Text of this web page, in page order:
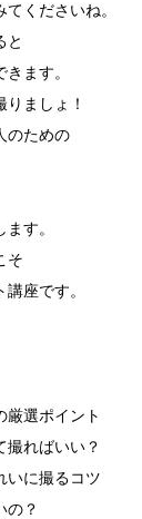
くださいね。
と
ます。
ましょ！
のための
す。
そ
座です。
厳選ポイント
撮ればいい？
いに撮るコツ
の？